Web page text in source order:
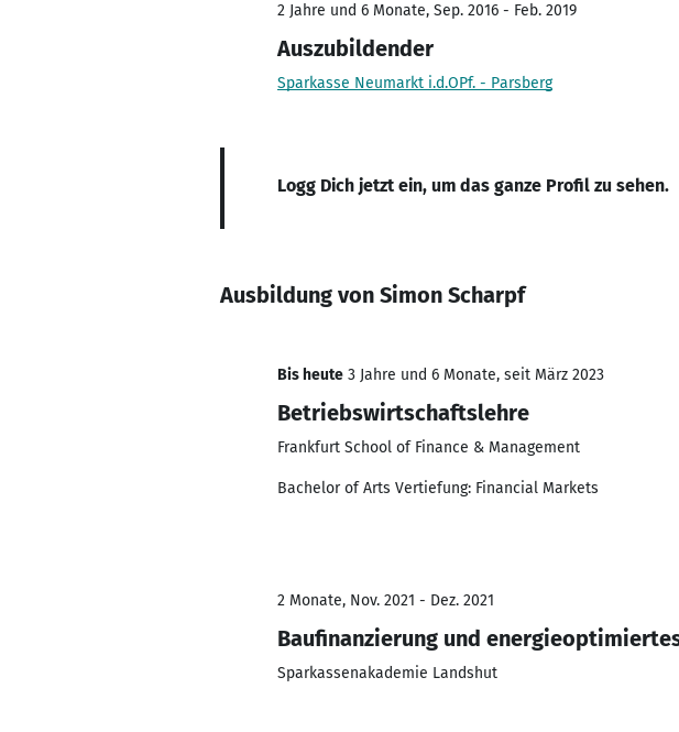
2 Jahre und 6 Monate, Sep. 2016 - Feb. 2019
Auszubildender
Sparkasse Neumarkt i.d.OPf. - Parsberg
Logg Dich jetzt ein, um das ganze Profil zu sehen.
Ausbildung von Simon Scharpf
Bis heute 3 Jahre und 6 Monate, seit März 2023
Betriebswirtschaftslehre
Frankfurt School of Finance & Management
Bachelor of Arts Vertiefung: Financial Markets
2 Monate, Nov. 2021 - Dez. 2021
Baufinanzierung und
Sparkassenakademie Landshut